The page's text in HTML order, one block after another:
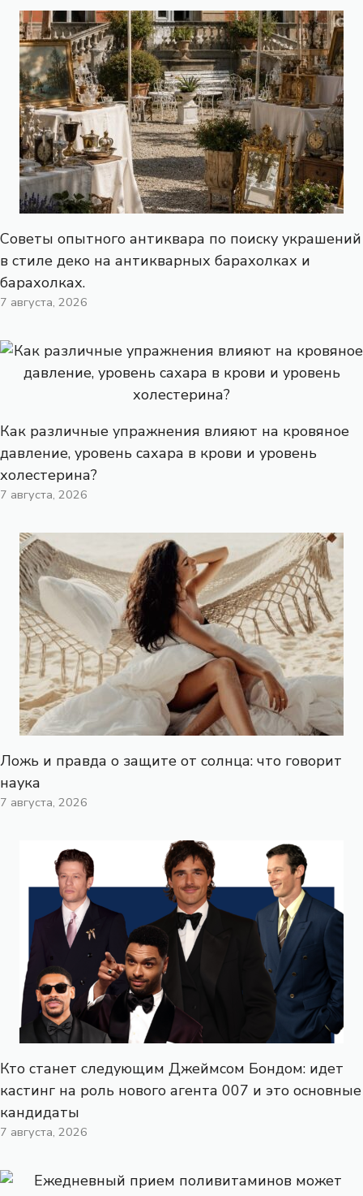
Советы опытного антиквара по поиску украшений
в стиле деко на антикварных барахолках и
барахолках.
7 августа, 2026
Как различные упражнения влияют на кровяное
давление, уровень сахара в крови и уровень
холестерина?
7 августа, 2026
Ложь и правда о защите от солнца: что говорит
наука
7 августа, 2026
Кто станет следующим Джеймсом Бондом: идет
кастинг на роль нового агента 007 и это основные
кандидаты
7 августа, 2026